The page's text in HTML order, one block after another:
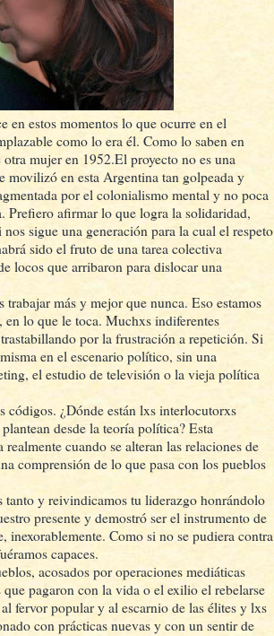
en estos momentos lo que ocurre en el
como lo era él. Como lo saben en
mujer en 1952.El proyecto no es una
movilizó en esta Argentina tan golpeada y
por el colonialismo mental y no poca
Prefiero afirmar lo que logra la solidaridad,
sigue una generación para la cual el respeto
sido el fruto de una tarea colectiva
locos que arribaron para dislocar una
más y mejor que nunca. Eso estamos
en lo que le toca. Muchxs indiferentes
por la frustración a repetición. Si
en el escenario político, sin una
el estudio de televisión o la vieja política
códigos. ¿Dónde están lxs interlocutorxs
desde la teoría política? Esta
cuando se alteran las relaciones de
comprensión de lo que pasa con los pueblos
tanto y reivindicamos tu liderazgo honrándolo
presente y demostró ser el instrumento de
inexorablemente. Como si no se pudiera contra
capaces.
acosados por operaciones mediáticas
pagaron con la vida o el exilio el rebelarse
fervor popular y al escarnio de las élites y lxs
con prácticas nuevas y con un sentir de